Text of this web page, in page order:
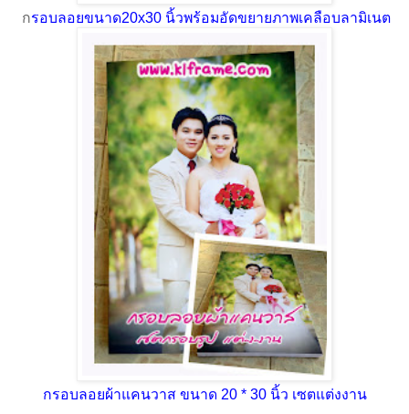
กรอบลอยขนาด20x30 นิ้วพร้อมอัดขยายภาพเคลือบลามิเนต
กรอบลอยผ้าแคนวาส ขนาด 20 * 30 นิ้ว เซตแต่งงาน